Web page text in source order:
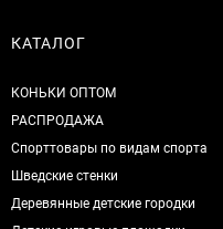
КАТАЛОГ
КОНЬКИ ОПТОМ
РАСПРОДАЖА
Спорттовары по видам спорта
Шведские стенки
Деревянные детские городки